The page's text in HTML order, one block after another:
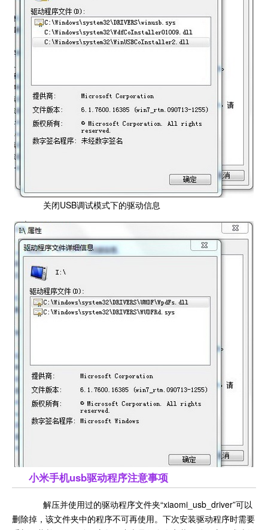
关闭USB调试模式下的驱动信息
小米手机usb驱动程序注意事项
解压并使用过的驱动程序文件夹“xiaomi_usb_driver”可以
删除掉，该文件夹中的程序不可再使用。下次安装驱动程序时需要